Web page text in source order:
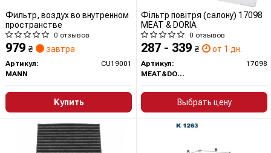
Фильтр, воздух во внутренном
пространстве
0 отзывов
979 ₴ завтра
Артикул:
CU19001
MANN
Купить
Фільтр повітря (салону) 17098
MEAT & DORIA
0 отзывов
287 - 339 ₴ от 1 дн.
Артикул:
17098
MEAT&DORIA
Выбрать цену